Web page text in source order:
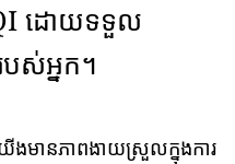
ដោយទទួល
ស់អ្នក។
មានភាពងាយស្រួលក្នុងការ